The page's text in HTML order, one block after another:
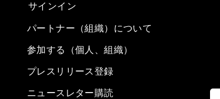
サインイン
パートナー（組織）について
参加する（個人、組織）
プレスリリース登録
ニュースレター購読